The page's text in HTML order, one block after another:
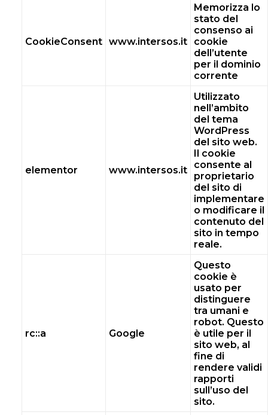
CookieConsent www.intersos.it
Memorizza lo
stato del
consenso ai
cookie
dell’utente
per il dominio
corrente
elementor www.intersos.it
Utilizzato
nell’ambito
del tema
WordPress
del sito web.
Il cookie
consente al
proprietario
del sito di
implementare
o modificare il
contenuto del
sito in tempo
reale.
rc::a Google
Questo
cookie è
usato per
distinguere
tra umani e
robot. Questo
è utile per il
sito web, al
fine di
rendere validi
rapporti
sull’uso del
sito.